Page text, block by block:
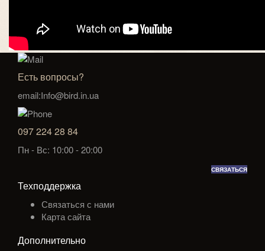
Есть вопросы?
email:Info@bird.in.ua
097 224 28 84
Пн - Вс: 10:00 - 20:00
СВЯЗАТЬСЯ
Техподдержка
Связаться с нами
Карта сайта
Дополнительно